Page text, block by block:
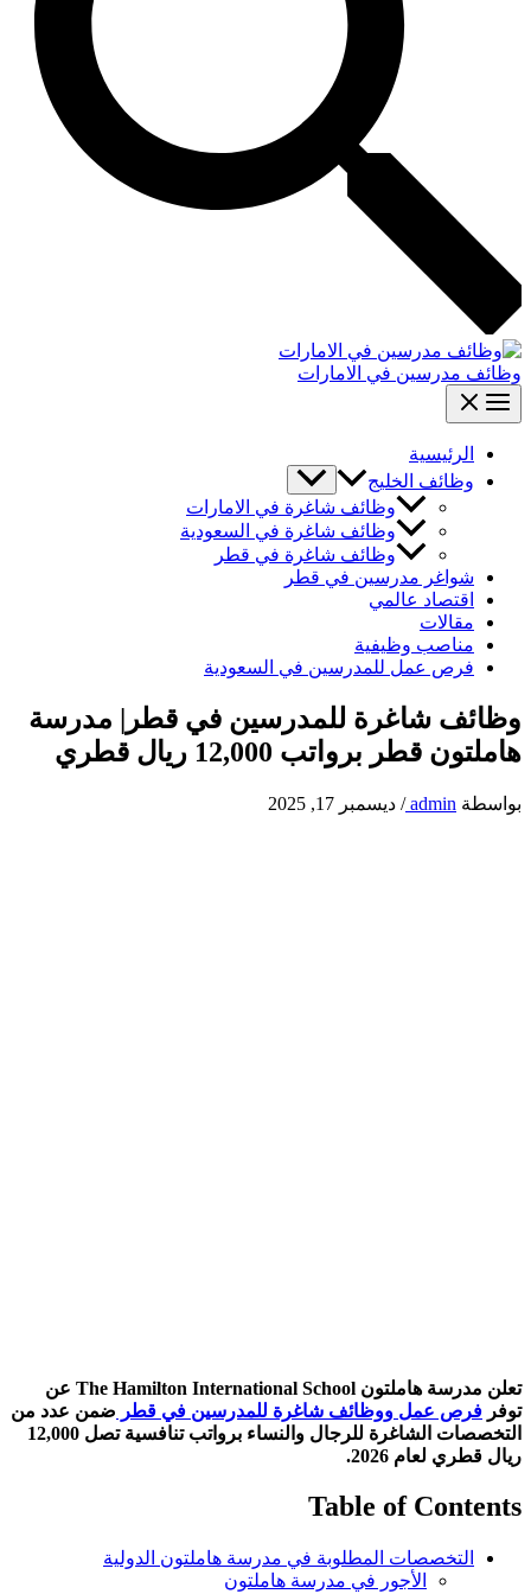
وظائف مدرسين في الامارات
الرئيسية
وظائف الخليج
وظائف شاغرة في الامارات
وظائف شاغرة في السعودية
وظائف شاغرة في قطر
شواغر مدرسين في قطر
اقتصاد عالمي
مقالات
مناصب وظيفية
فرص عمل للمدرسين في السعودية
وظائف شاغرة للمدرسين في قطر| مدرسة
هاملتون قطر برواتب 12,000 ريال قطري
بواسطة admin
/ ديسمبر 17, 2025
تعلن مدرسة هاملتون The Hamilton International School عن
توفر فرص عمل ووظائف شاغرة للمدرسين في قطر ضمن عدد من
التخصصات الشاغرة للرجال والنساء برواتب تنافسية تصل 12,000
ريال قطري لعام 2026.
Table of Contents
التخصصات المطلوبة في مدرسة هاملتون الدولية
الأجور في مدرسة هاملتون